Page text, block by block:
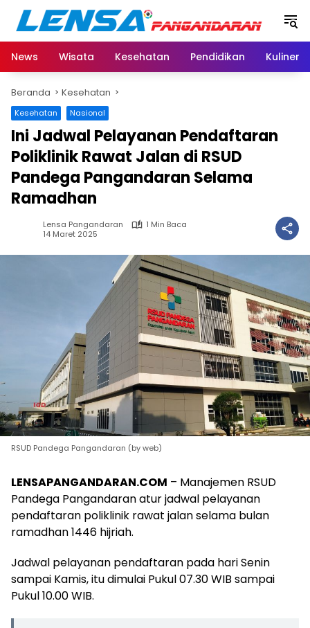
Langsung
konten
News
Wisata Kesehatan Pendidikan Kuliner
Beranda Kesehatan
Kesehatan Nasional
Ini Jadwal Pelayanan Pendaftaran
Poliklinik Rawat Jalan di RSUD
Pandega Pangandaran Selama
Ramadhan
Lensa Pangandaran
1 Min Baca
14 Maret 2025
RSUD Pandega Pangandaran (by web)
LENSAPANGANDARAN.COM – Manajemen RSUD
Pandega Pangandaran atur jadwal pelayanan
pendaftaran poliklinik rawat jalan selama bulan
ramadhan 1446 hijriah.
Jadwal pelayanan pendaftaran pada hari Senin
sampai Kamis, itu dimulai Pukul 07.30 WIB sampai
Pukul 10.00 WIB.